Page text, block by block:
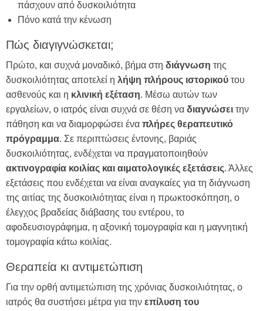
πάσχουν από δυσκοιλιότητα
Πόνο κατά την κένωση
Πώς διαγιγνώσκεται;
Πρώτο, και συχνά μοναδικό, βήμα στη διάγνωση της
δυσκοιλιότητας αποτελεί η λήψη πλήρους ιστορικού του
ασθενούς και η κλινική εξέταση. Μέσω αυτών των
εργαλείων, ο ιατρός είναι συχνά σε θέση να διαγνώσει την
πάθηση και να διαμορφώσει ένα πλήρες θεραπευτικό
πρόγραμμα. Σε περιπτώσεις έντονης, βαριάς
δυσκοιλιότητας, ενδέχεται να πραγματοποιηθούν
ακτινογραφία κοιλίας και αιματολογικές εξετάσεις. Άλλες
εξετάσεις που ενδέχεται να είναι αναγκαίες για τη διάγνωση
της αιτίας της δυσκοιλιότητας είναι η πρωκτοσκόπηση, ο
έλεγχος βραδείας διάβασης του εντέρου, το
αφοδευσιογράφημα, η αξονική τομογραφία και η μαγνητική
τομογραφία κάτω κοιλίας.
Θεραπεία κι αντιμετώπιση
Για την ορθή αντιμετώπιση της χρόνιας δυσκοιλιότητας, ο
ιατρός θα συστήσει μέτρα για την επίλυση του